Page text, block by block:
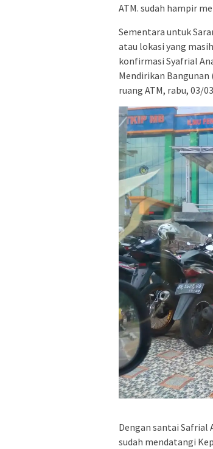
ATM. sudah hampir
Sementara untuk
atau lokasi yang
konfirmasi Syafrial
Mendirikan
ruang ATM, rabu, 03/
Dengan santai Safrial
sudah mendatangi